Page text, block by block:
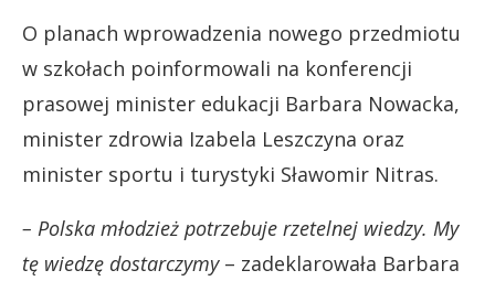
O planach wprowadzenia nowego przedmiotu
w szkołach poinformowali na konferencji
prasowej minister edukacji Barbara Nowacka,
minister zdrowia Izabela Leszczyna oraz
minister sportu i turystyki Sławomir Nitras.
– Polska młodzież potrzebuje rzetelnej wiedzy. My
tę wiedzę dostarczymy– zadeklarowała Barbara